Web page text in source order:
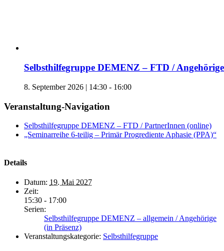
Selbsthilfegruppe DEMENZ – FTD /
8. September 2026 | 14:30 - 16:00
Veranstaltung-Navigation
Selbsthilfegruppe DEMENZ – FTD / PartnerInnen (online)
„Seminarreihe 6-teilig – Primär Progrediente Aphasie (PPA)“
Details
Datum: 19. Mai 2027
Zeit:
15:30 - 17:00
Serien:
Selbsthilfegruppe DEMENZ – allgemein / Angehörige
(in Präsenz)
Veranstaltungskategorie: Selbsthilfegruppe